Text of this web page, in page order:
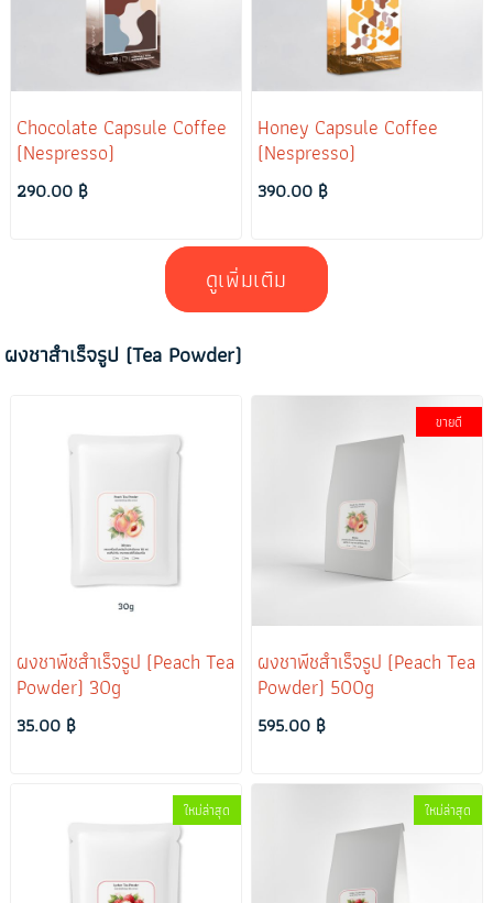
Chocolate Capsule Coffee
(Nespresso)
290.00 ฿
Honey Capsule Coffee
(Nespresso)
390.00 ฿
ดูเพิ่มเติม
ผงชาสำเร็จรูป (Tea Powder)
ผงชาพีชสำเร็จรูป (Peach Tea
Powder) 30g
35.00 ฿
ขายดี
ผงชาพีชสำเร็จรูป (Peach Tea
Powder) 500g
595.00 ฿
ใหม่ล่าสุด ใหม่ล่าสุด